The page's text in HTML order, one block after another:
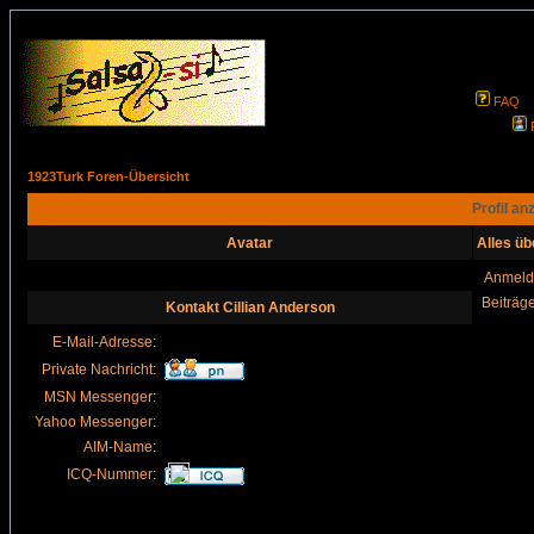
FAQ
1923Turk Foren-Übersicht
Profil
Avatar Alles
Kontakt Cillian Anderson
E-Mail-Adresse:
Private Nachricht:
MSN Messenger:
Yahoo Messenger:
AIM-Name:
ICQ-Nummer: